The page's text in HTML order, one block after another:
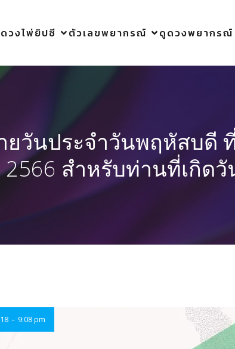
วงไพ่ยิปซี ตัวเลขพยากรณ์ ดูดวงพยากรณ์
ยวันประจำวันพฤหัสบดี
สำหรับท่านที่เกิด
- 9:08 pm